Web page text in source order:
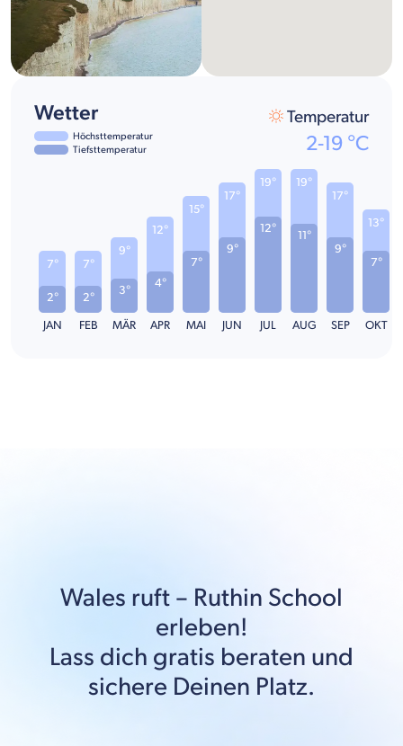
Wetter
Höchsttemperatur
Tiefsttemperatur
Temperatur
2-19 °C
2°
7°
JAN
2°
7°
FEB
3°
9°
MÄR
4°
12°
APR
7°
15°
MAI
9°
17°
JUN
12°
19°
JUL
11°
19°
AUG
9°
17°
SEP
7°
13°
OKT
Wales ruft – Ruthin School
erleben!
Lass dich gratis beraten und
sichere Deinen Platz.